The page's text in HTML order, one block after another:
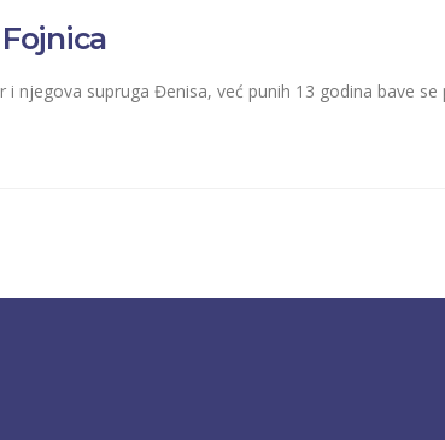
njegova supruga Đenisa, već punih 13 godina bave